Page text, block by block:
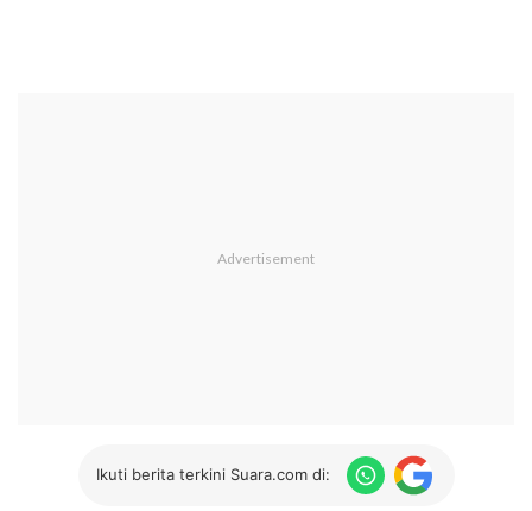
Ikuti berita terkini Suara.com di: